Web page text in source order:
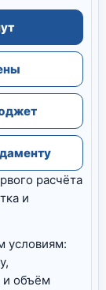
расчёта
и
условиям:
и объём